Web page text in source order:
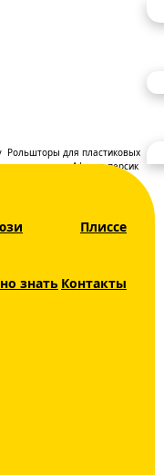
Плиссе
знать Контакты
Рольшторы для пластиковых
окон из ткани Африка персик